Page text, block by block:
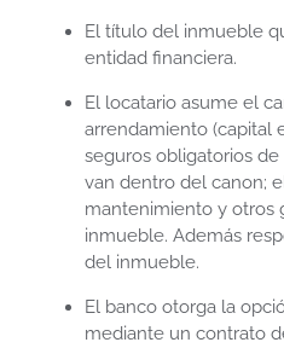
El título del inmueble
entidad financiera.
El locatario asume el
arrendamiento (capital
seguros obligatorios
van dentro del canon;
mantenimiento y otros
inmueble. Además
del inmueble.
El banco otorga la
mediante un contrato